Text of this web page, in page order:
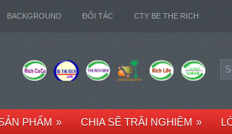
BACKGROUND ĐỐI TÁC CTY BE THE RICH
PHẨM » CHIA SẼ TRÃI NGHIỆM »